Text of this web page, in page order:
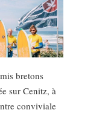
bretons
sur Cenitz, à
conviviale